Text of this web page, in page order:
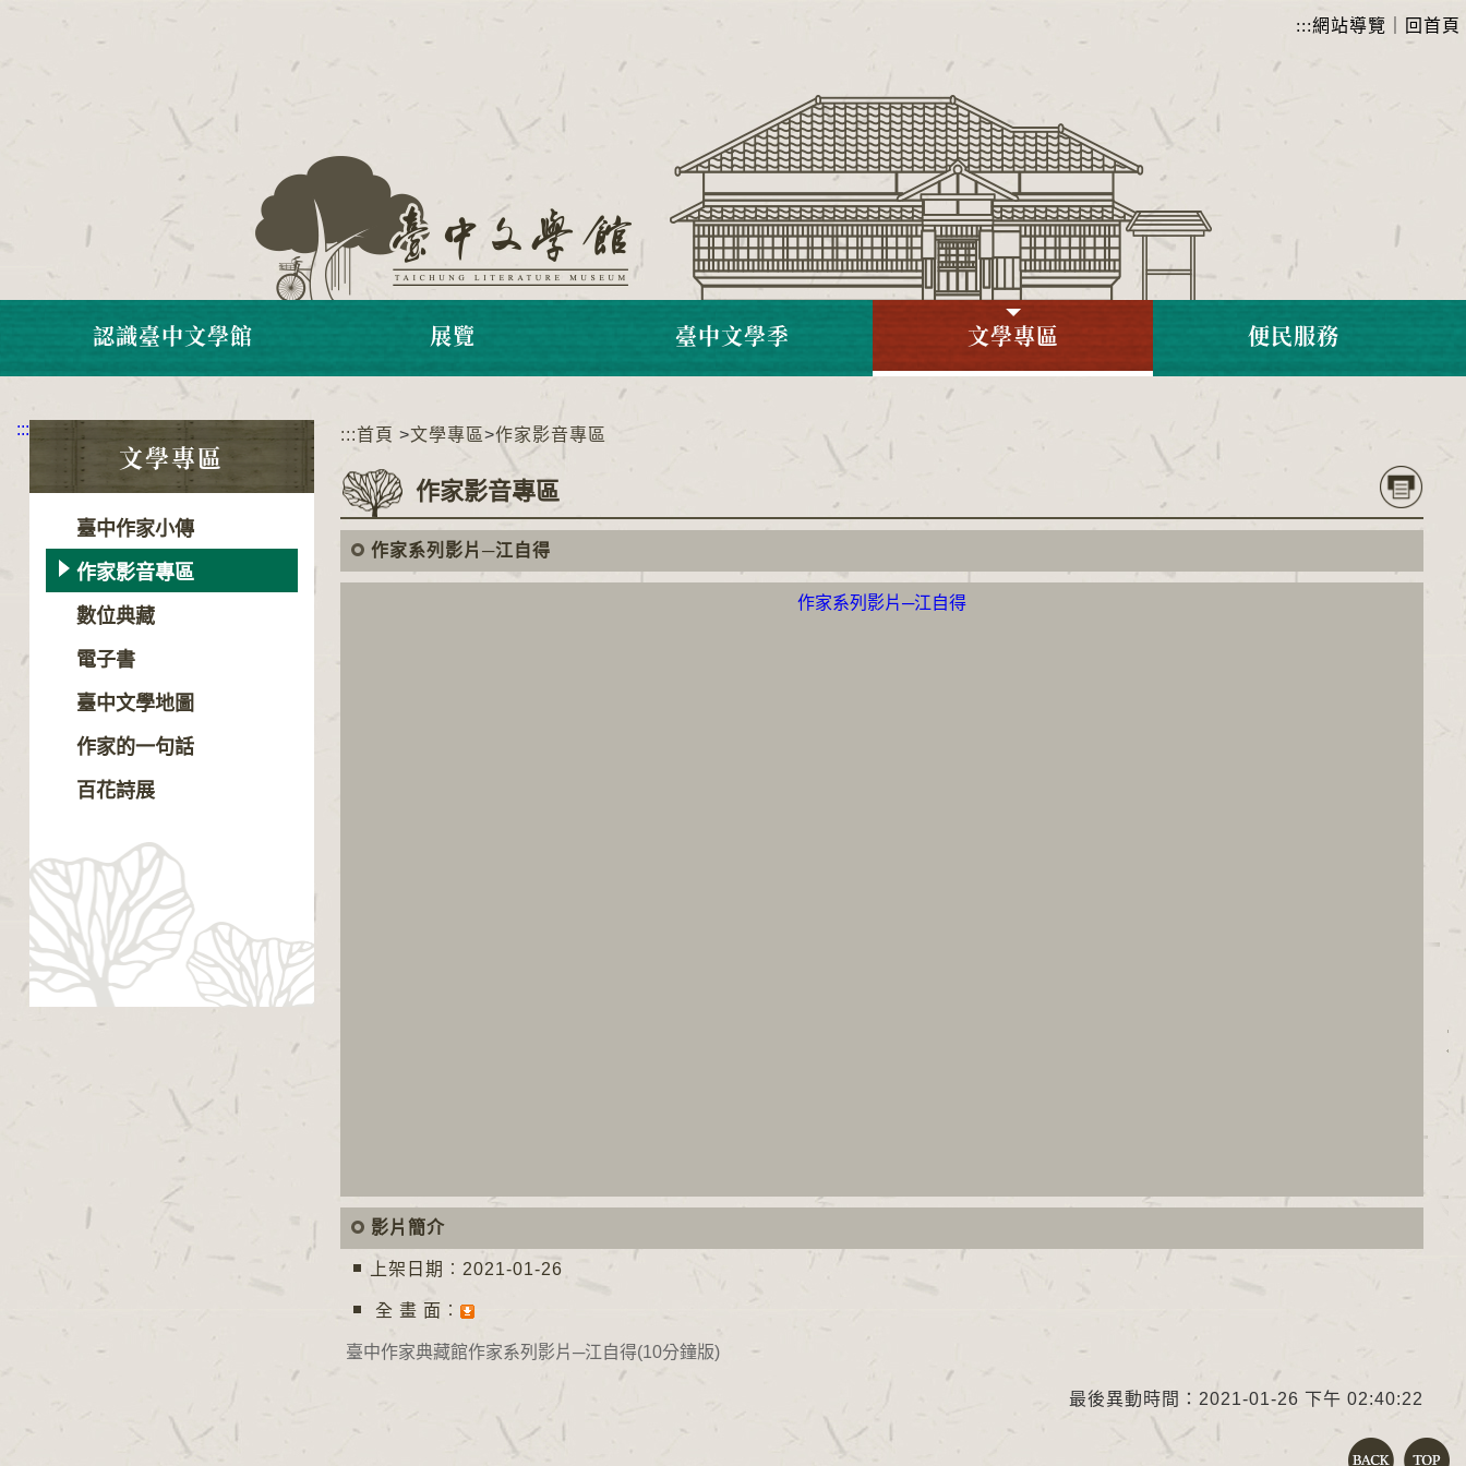
:::網站導覽 回首頁
認識臺中文學館 展覽 臺中文學季 文學專區 便民服務
:::
文學專區
臺中作家小傳
作家影音專區
數位典藏
電子書
臺中文學地圖
作家的一句話
百花詩展
:::首頁 >文學專區>作家影音專區
作家影音專區
作家系列影片─江自得
作家系列影片─江自得
影片簡介
上架日期︰2021-01-26
全 畫 面︰
臺中作家典藏館作家系列影片─江自得(10分鐘版)
最後異動時間：2021-01-26 下午 02:40:22